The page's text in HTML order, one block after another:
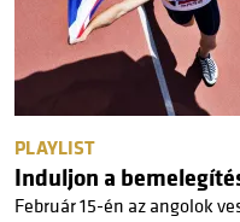
PLAYLIST
Induljon a
Február 15-én az angolok